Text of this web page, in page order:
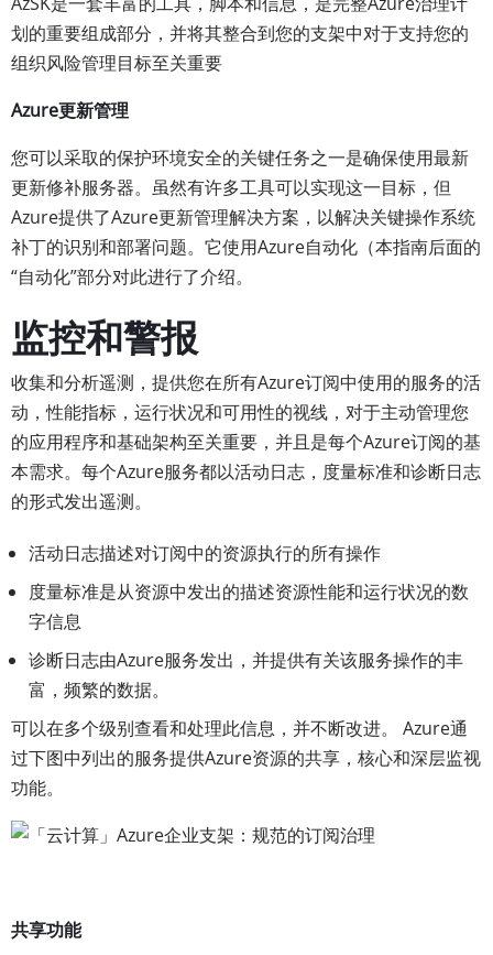
划的重要组成部分，并将其整合到您的支架中对于支持您的
组织风险管理目标至关重要
Azure更新管理
您可以采取的保护环境安全的关键任务之一是确保使用最新
更新修补服务器。虽然有许多工具可以实现这一目标，但
Azure提供了Azure更新管理解决方案，以解决关键操作系统
补丁的识别和部署问题。它使用Azure自动化（本指南后面的
“自动化”部分对此进行了介绍。
监控和警报
收集和分析遥测，提供您在所有Azure订阅中使用的服务的活
动，性能指标，运行状况和可用性的视线，对于主动管理您
的应用程序和基础架构至关重要，并且是每个Azure订阅的基
本需求。每个Azure服务都以活动日志，度量标准和诊断日志
的形式发出遥测。
活动日志描述对订阅中的资源执行的所有操作
度量标准是从资源中发出的描述资源性能和运行状况的数
字信息
诊断日志由Azure服务发出，并提供有关该服务操作的丰
富，频繁的数据。
可以在多个级别查看和处理此信息，并不断改进。 Azure通
过下图中列出的服务提供Azure资源的共享，核心和深层监视
功能。
共享功能